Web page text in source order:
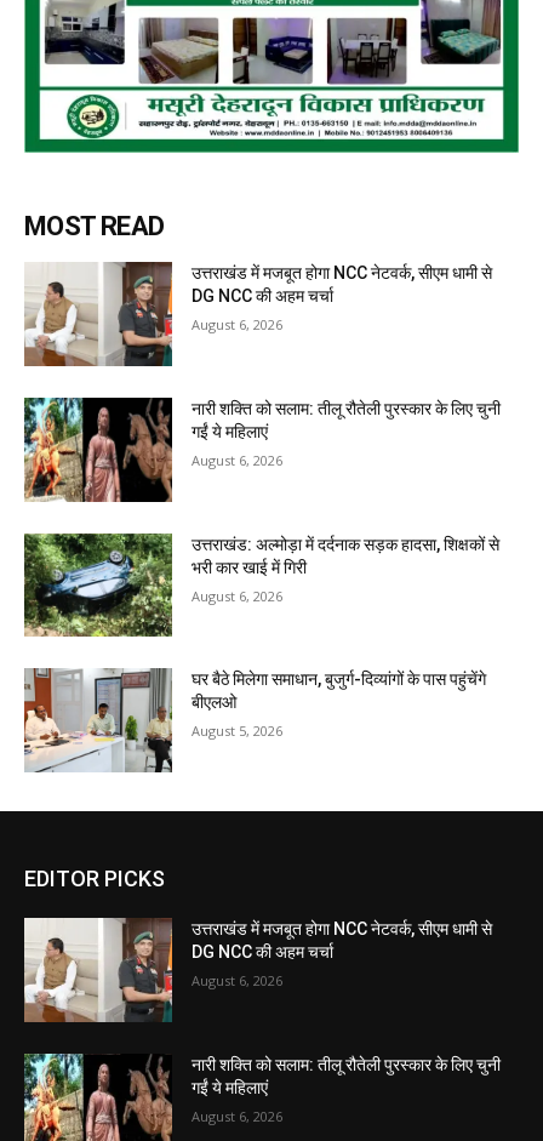
MOST READ
उत्तराखंड में मजबूत होगा NCC नेटवर्क, सीएम धामी से
DG NCC की अहम चर्चा
August 6, 2026
नारी शक्ति को सलाम: तीलू रौतेली पुरस्कार के लिए चुनी
गईं ये महिलाएं
August 6, 2026
उत्तराखंड: अल्मोड़ा में दर्दनाक सड़क हादसा, शिक्षकों से
भरी कार खाई में गिरी
August 6, 2026
घर बैठे मिलेगा समाधान, बुजुर्ग-दिव्यांगों के पास पहुंचेंगे
बीएलओ
August 5, 2026
EDITOR PICKS
उत्तराखंड में मजबूत होगा NCC नेटवर्क, सीएम धामी से
DG NCC की अहम चर्चा
August 6, 2026
नारी शक्ति को सलाम: तीलू रौतेली पुरस्कार के लिए चुनी
गईं ये महिलाएं
August 6, 2026